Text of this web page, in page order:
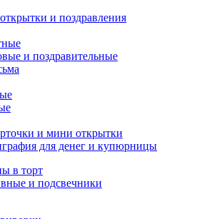
и поздравления
и поздравительные
и мини открытки
для денег и купюрницы
в торт
и подсвечники